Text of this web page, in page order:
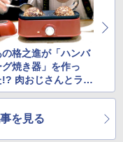
の格之進が「ハンバ
グ焼き器」を作っ
!? 肉おじさんとライ
ン社長に理由を聞い
を見る